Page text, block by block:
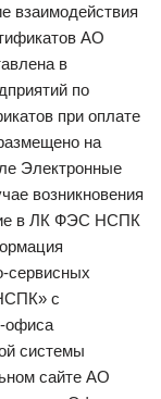
взаимодействия
АО
в
по
при оплате
на
Электронные
возникновения
в ЛК ФЭС НСПК
сервисных
с
офиса
системы
сайте АО